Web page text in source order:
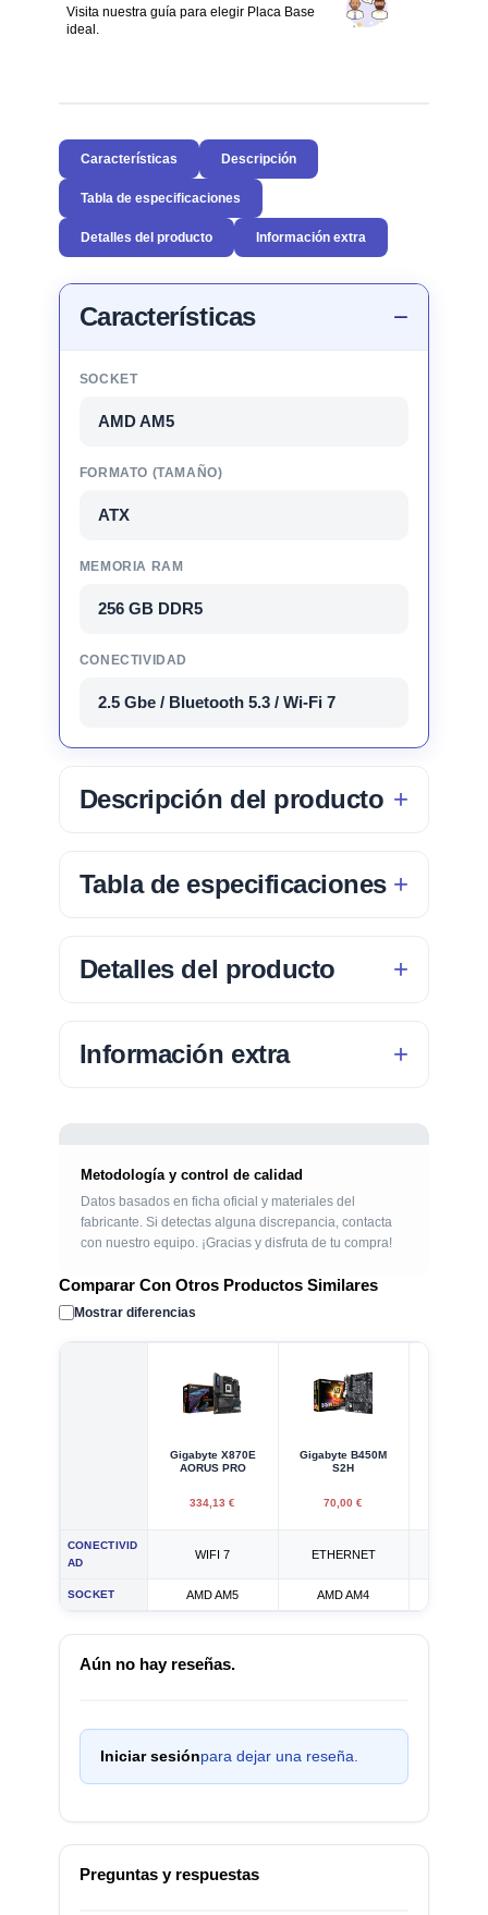
Visita nuestra guía para elegir Placa Base
ideal.
Características Descripción
Tabla de especificaciones
Detalles del producto Información extra
Características
SOCKET
AMD AM5
FORMATO (TAMAÑO)
ATX
MEMORIA RAM
256 GB DDR5
CONECTIVIDAD
2.5 Gbe / Bluetooth 5.3 / Wi-Fi 7
Descripción del producto
Tabla de especificaciones
Detalles del producto
Información extra
Metodología y control de calidad
Datos basados en ficha oficial y materiales del
fabricante. Si detectas alguna discrepancia, contacta
con nuestro equipo. ¡Gracias y disfruta de tu compra!
Comparar Con Otros Productos Similares
Mostrar diferencias
Gigabyte X870E
AORUS PRO
334,13 €
Gigabyte B450M
S2H
70,00 €
CONECTIVID
AD
WIFI 7 ETHERNET
SOCKET AMD AM5 AMD AM4
Aún no hay reseñas.
Iniciar sesiónpara dejar una reseña.
Preguntas y respuestas